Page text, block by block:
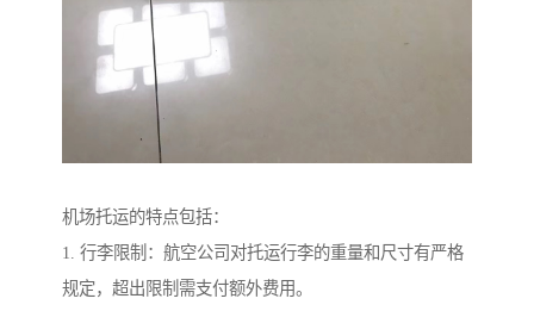
机场托运的特点包括：
1. 行李限制：航空公司对托运行李的重量和尺寸有严格
规定，超出限制需支付额外费用。